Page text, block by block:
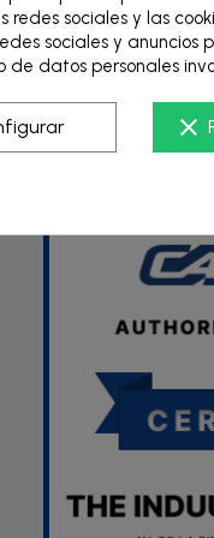
redes sociales y las
sociales y anuncios
de datos personales
clear